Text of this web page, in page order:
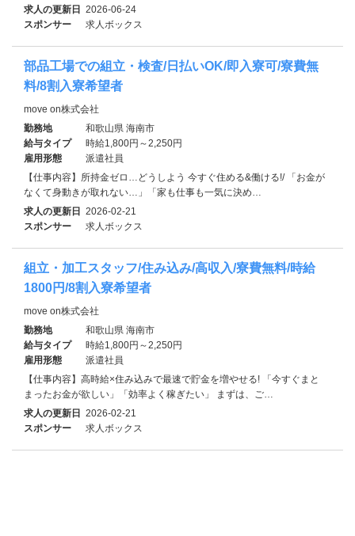
求人の更新日 2026-06-24
スポンサー
求人ボックス
部品工場での組立・検査/日払いOK/即入寮可/寮費無
料/8割入寮希望者
move on株式会社
勤務地
和歌山県 海南市
給与タイプ
時給1,800円～2,250円
雇用形態
派遣社員
【仕事内容】所持金ゼロ…どうしよう 今すぐ住める&働ける!/ 「お金が
なくて身動きが取れない…」「家も仕事も一気に決め…
求人の更新日 2026-02-21
スポンサー
求人ボックス
組立・加工スタッフ/住み込み/高収入/寮費無料/時給
1800円/8割入寮希望者
move on株式会社
勤務地
和歌山県 海南市
給与タイプ
時給1,800円～2,250円
雇用形態
派遣社員
【仕事内容】高時給×住み込みで最速で貯金を増やせる! 「今すぐまと
まったお金が欲しい」「効率よく稼ぎたい」 まずは、ご…
求人の更新日 2026-02-21
スポンサー
求人ボックス